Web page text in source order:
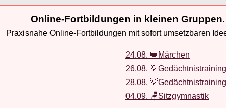
Online-Fortbildungen in kleinen
Praxisnahe Online-Fortbildungen mit sofort umsetzbaren
24.08. 👑Märchen
26.08. 💡Gedächtnistraining
28.08. 💡Gedächtnistraining
04.09. 🪑Sitzgymnastik